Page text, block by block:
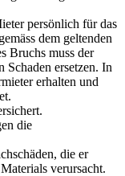
persönlich für das
dem geltenden
Bruchs muss der
Schaden ersetzen. In
erhalten und
die
die er
verursacht.